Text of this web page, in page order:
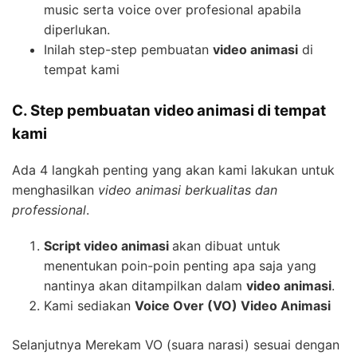
music serta voice over profesional apabila
diperlukan.
Inilah step-step pembuatan video animasi di
tempat kami
C. Step pembuatan video animasi di tempat
kami
Ada 4 langkah penting yang akan kami lakukan untuk
menghasilkan video animasi berkualitas dan
professional.
Script video animasi akan dibuat untuk
menentukan poin-poin penting apa saja yang
nantinya akan ditampilkan dalam video animasi.
Kami sediakan Voice Over (VO) Video Animasi
Selanjutnya Merekam VO (suara narasi) sesuai dengan